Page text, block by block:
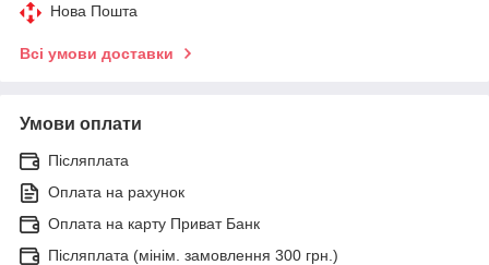
Нова Пошта
Всі умови доставки
Умови оплати
Післяплата
Оплата на рахунок
Оплата на карту Приват Банк
Післяплата (мінім. замовлення 300 грн.)